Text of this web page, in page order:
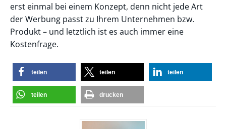
erst einmal bei einem Konzept, denn nicht jede Art
der Werbung passt zu Ihrem Unternehmen bzw.
Produkt – und letztlich ist es auch immer eine
Kostenfrage.
teilen teilen teilen
teilen drucken